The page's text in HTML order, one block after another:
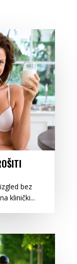
bez
klinički...